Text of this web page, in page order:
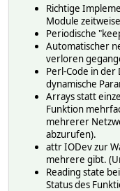
Enables the
set <name>
Performs an
Get
There are no
Attributes
disable
attr <name>
Defines the
Richtige
Module
Periodische
Automatischer
verloren
Perl-Code in
dynamische
Arrays statt
Funktion
mehrerer
abzurufen).
attr IODev zur
mehrere gibt.
Reading state
Status des